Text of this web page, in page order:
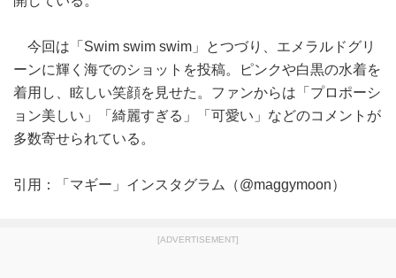
今回は「Swim swim swim」とつづり、エメラルドグリ
ーンに輝く海でのショットを投稿。ピンクや白黒の水着を
着用し、眩しい笑顔を見せた。ファンからは「プロポーシ
ョン美しい」「綺麗すぎる」「可愛い」などのコメントが
多数寄せられている。
引用：「マギー」インスタグラム（@maggymoon）
[ADVERTISEMENT]